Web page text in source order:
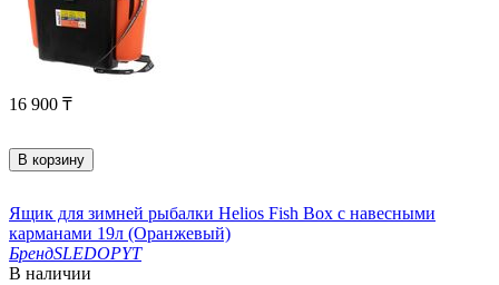
16 900 ₸
В корзину
Ящик для зимней рыбалки Helios Fish Box с навесными
карманами 19л (Оранжевый)
БрендSLEDOPYT
В наличии